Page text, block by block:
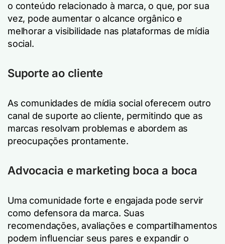
o conteúdo relacionado à marca, o que, por sua
vez, pode aumentar o alcance orgânico e
melhorar a visibilidade nas plataformas de mídia
social.
Suporte ao cliente
As comunidades de mídia social oferecem outro
canal de suporte ao cliente, permitindo que as
marcas resolvam problemas e abordem as
preocupações prontamente.
Advocacia e marketing boca a boca
Uma comunidade forte e engajada pode servir
como defensora da marca. Suas
recomendações, avaliações e compartilhamentos
podem influenciar seus pares e expandir o